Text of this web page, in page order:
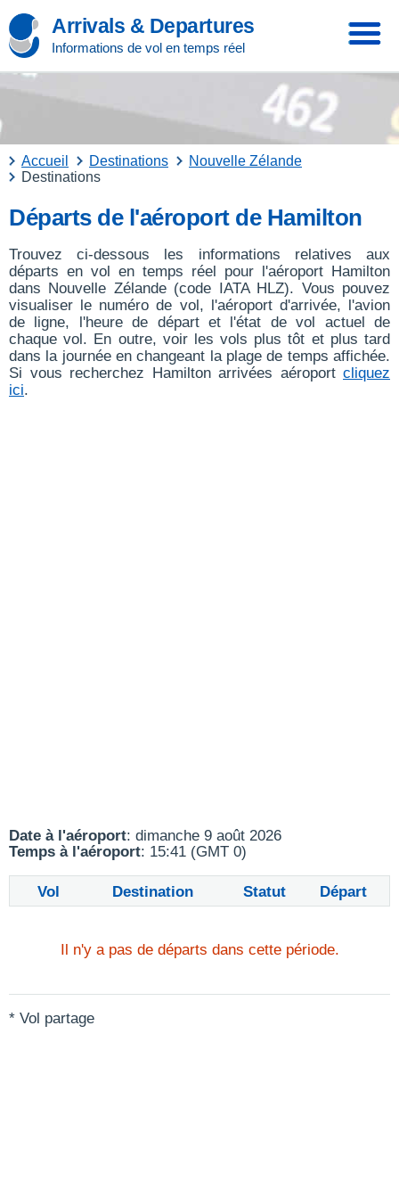
Arrivals & Departures
Informations de vol en temps réel
Accueil Destinations
Nouvelle Zélande
Destinations
Départs de l'aéroport de Hamilton
Trouvez ci-dessous les informations relatives aux
départs en vol en temps réel pour l'aéroport Hamilton
dans Nouvelle Zélande (code IATA HLZ). Vous pouvez
visualiser le numéro de vol, l'aéroport d'arrivée, l'avion
de ligne, l'heure de départ et l'état de vol actuel de
chaque vol. En outre, voir les vols plus tôt et plus tard
dans la journée en changeant la plage de temps affichée.
Si vous recherchez Hamilton arrivées aéroport cliquez
ici.
Date à l'aéroport: dimanche 9 août 2026
Temps à l'aéroport: 15:41 (GMT 0)
Vol Destination Statut Départ
Il n'y a pas de départs dans cette période.
* Vol partage